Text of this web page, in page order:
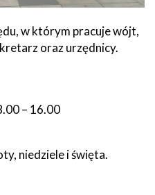
w którym pracuje wójt,
oraz urzędnicy.
– 16.00
niedziele i święta.